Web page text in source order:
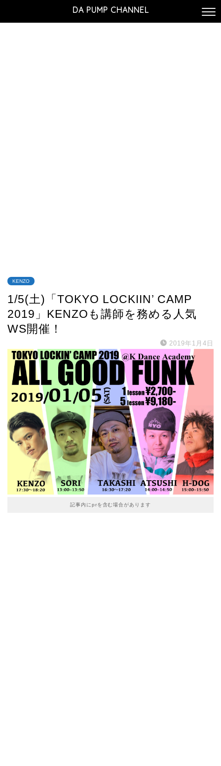
DA PUMP CHANNEL
KENZO
1/5(土)「TOKYO LOCKIIN’ CAMP
2019」KENZOも講師を務める人気
WS開催！
2019年1月4日
記事内にprを含む場合があります